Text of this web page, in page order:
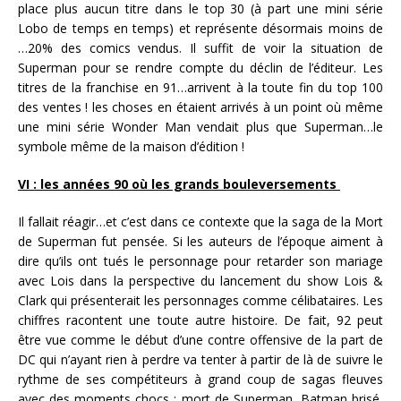
place plus aucun titre dans le top 30 (à part une mini série
Lobo de temps en temps) et représente désormais moins de
…20% des comics vendus. Il suffit de voir la situation de
Superman pour se rendre compte du déclin de l’éditeur. Les
titres de la franchise en 91…arrivent à la toute fin du top 100
des ventes ! les choses en étaient arrivés à un point où même
une mini série Wonder Man vendait plus que Superman…le
symbole même de la maison d’édition !
VI : les années 90 où les grands bouleversements
Il fallait réagir…et c’est dans ce contexte que la saga de la Mort
de Superman fut pensée. Si les auteurs de l’époque aiment à
dire qu’ils ont tués le personnage pour retarder son mariage
avec Lois dans la perspective du lancement du show Lois &
Clark qui présenterait les personnages comme célibataires. Les
chiffres racontent une toute autre histoire. De fait, 92 peut
être vue comme le début d’une contre offensive de la part de
DC qui n’ayant rien à perdre va tenter à partir de là de suivre le
rythme de ses compétiteurs à grand coup de sagas fleuves